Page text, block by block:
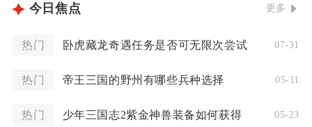
今日焦点 更多
热门 卧虎藏龙奇遇任务是否可无限次尝试 07-31
热门 帝王三国的野州有哪些兵种选择 05-11
热门 少年三国志2紫金神兽装备如何获得 05-23